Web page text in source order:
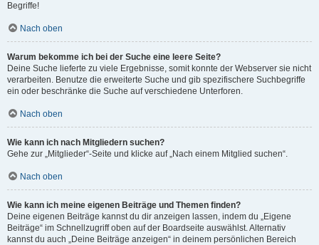
Begriffe!
Nach oben
Warum bekomme ich bei der Suche eine leere Seite?
Deine Suche lieferte zu viele Ergebnisse, somit konnte der Webserver sie nicht
verarbeiten. Benutze die erweiterte Suche und gib spezifischere Suchbegriffe
ein oder beschränke die Suche auf verschiedene Unterforen.
Nach oben
Wie kann ich nach Mitgliedern suchen?
Gehe zur „Mitglieder“-Seite und klicke auf „Nach einem Mitglied suchen“.
Nach oben
Wie kann ich meine eigenen Beiträge und Themen finden?
Deine eigenen Beiträge kannst du dir anzeigen lassen, indem du „Eigene
Beiträge“ im Schnellzugriff oben auf der Boardseite auswählst. Alternativ
kannst du auch „Deine Beiträge anzeigen“ in deinem persönlichen Bereich